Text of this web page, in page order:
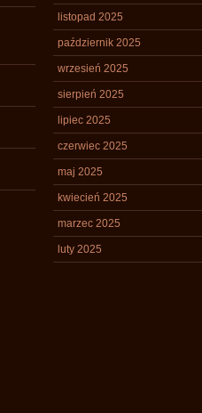
listopad 2025
październik 2025
wrzesień 2025
sierpień 2025
lipiec 2025
czerwiec 2025
maj 2025
kwiecień 2025
marzec 2025
luty 2025